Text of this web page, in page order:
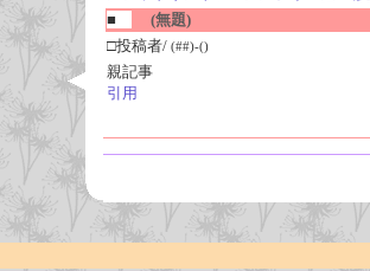
■
(無題)
□投稿者/ (##)-()
親記事
引用